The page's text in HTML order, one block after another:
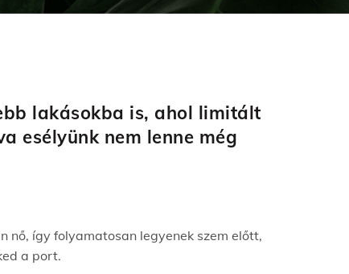
lakásokba is, ahol limitált
esélyünk nem lenne még
nő, így folyamatosan legyenek szem előtt,
a port.